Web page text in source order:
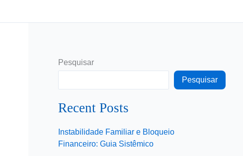
Pesquisar
Pesquisar
Recent Posts
Instabilidade Familiar e Bloqueio
Financeiro: Guia Sistêmico